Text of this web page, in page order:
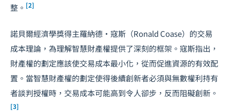
整。 [2]
諾貝爾經濟學獎得主羅納德・寇斯（Ronald Coase）的交易
成本理論，為理解智慧財產權提供了深刻的框架。寇斯指出，
財產權的劃定應該使交易成本最小化，從而促進資源的有效配
置。當智慧財產權的劃定使得後續創新者必須與無數權利持有
者談判授權時，交易成本可能高到令人卻步，反而阻礙創新。
[3]